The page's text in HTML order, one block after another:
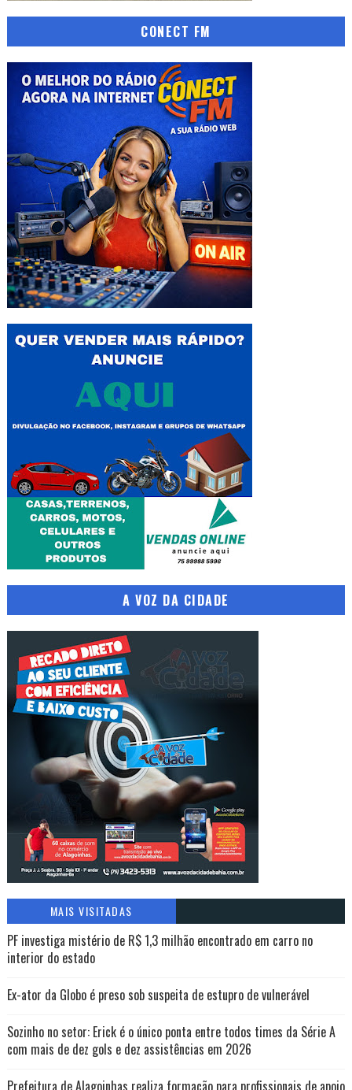
CONECT FM
A VOZ DA CIDADE
MAIS VISITADAS
PF investiga mistério de R$ 1,3 milhão encontrado em carro no
interior do estado
Ex-ator da Globo é preso sob suspeita de estupro de vulnerável
Sozinho no setor: Erick é o único ponta entre todos times da Série A
com mais de dez gols e dez assistências em 2026
Prefeitura de Alagoinhas realiza formação para profissionais de apoio